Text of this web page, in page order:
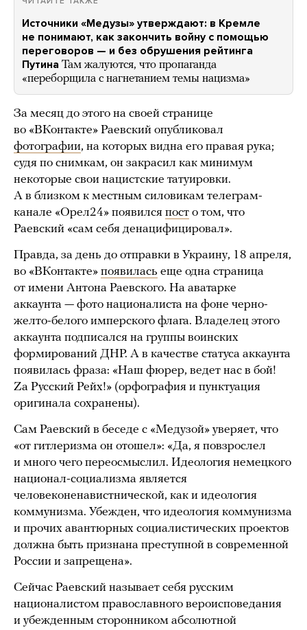
Источники «Медузы» утверждают: в Кремле
не понимают, как закончить войну с помощью
переговоров — и без обрушения рейтинга
Путина Там жалуются, что пропаганда
«переборщила с нагнетанием темы нацизма»
За месяц до этого на своей странице
во «ВКонтакте» Раевский опубликовал
фотографии, на которых видна его правая рука;
судя по снимкам, он закрасил как минимум
некоторые свои нацистские татуировки.
А в близком к местным силовикам телеграм-
канале «Орел24» появился пост о том, что
Раевский «сам себя денацифицировал».
Правда, за день до отправки в Украину, 18 апреля,
во «ВКонтакте» появилась еще одна страница
от имени Антона Раевского. На аватарке
аккаунта — фото националиста на фоне черно-
желто-белого имперского флага. Владелец этого
аккаунта подписался на группы воинских
формирований ДНР. А в качестве статуса аккаунта
появилась фраза: «Наш фюрер, ведет нас в бой!
Zа Русский Рейх!» (орфография и пунктуация
оригинала сохранены).
Сам Раевский в беседе с «Медузой» уверяет, что
«от гитлеризма он отошел»: «Да, я повзрослел
и много чего переосмыслил. Идеология немецкого
национал-социализма является
человеконенавистнической, как и идеология
коммунизма. Убежден, что идеология коммунизма
и прочих авантюрных социалистических проектов
должна быть признана преступной в современной
России и запрещена».
Сейчас Раевский называет себя русским
националистом православного вероисповедания
и убежденным сторонником абсолютной